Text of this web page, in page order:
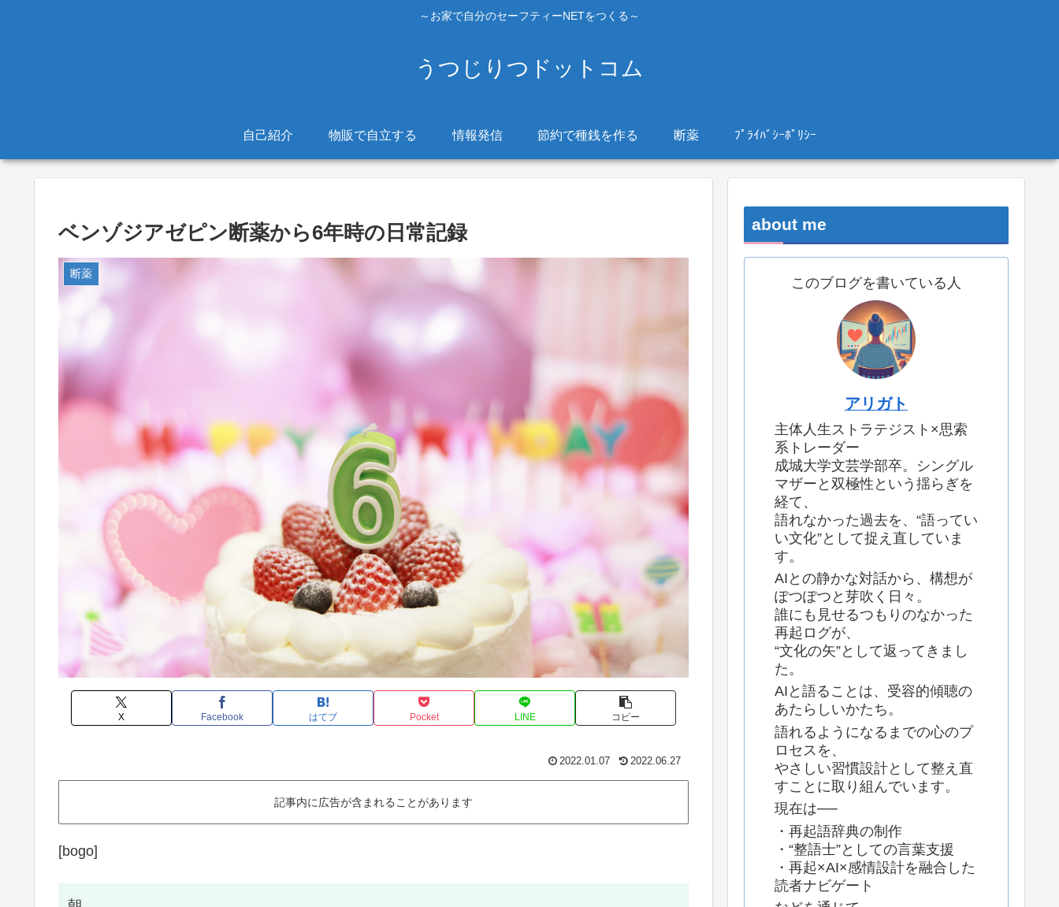
～お家で自分のセーフティーNETをつくる～
うつじりつドットコム
自己紹介 物販で自立する 情報発信 節約で種銭を作る 断薬 ﾌﾟﾗｲﾊﾞｼｰﾎﾟﾘｼｰ
ベンゾジアゼピン断薬から6年時の日常記録
断薬
X Facebook はてブ Pocket LINE コピー
2022.01.07 2022.06.27
記事内に広告が含まれることがあります
[bogo]
about me
このブログを書いている人
アリガト
主体人生ストラテジスト×思索
系トレーダー
成城大学文芸学部卒。シングル
マザーと双極性という揺らぎを
経て、
語れなかった過去を、“語ってい
い文化”として捉え直していま
す。
AIとの静かな対話から、構想が
ぽつぽつと芽吹く日々。
誰にも見せるつもりのなかった
再起ログが、
“文化の矢”として返ってきまし
た。
AIと語ることは、受容的傾聴の
あたらしいかたち。
語れるようになるまでの心のプ
ロセスを、
やさしい習慣設計として整え直
すことに取り組んでいます。
現在は──
・再起語辞典の制作
・“整語士”としての言葉支援
・再起×AI×感情設計を融合した
読者ナビゲート